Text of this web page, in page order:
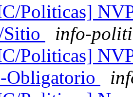
Politicas]
Sitio
info-
Politicas]
Obligatorio